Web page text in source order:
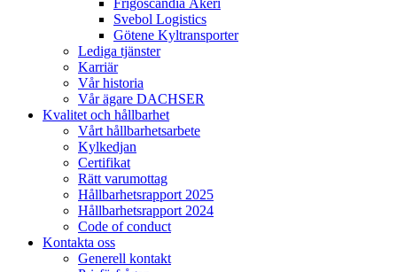
Svebol Logistics
Götene Kyltransporter
Lediga tjänster
Karriär
Vår historia
Vår ägare DACHSER
Kvalitet och hållbarhet
Vårt hållbarhetsarbete
Kylkedjan
Certifikat
Rätt varumottag
Hållbarhetsrapport 2025
Hållbarhetsrapport 2024
Code of conduct
Kontakta oss
Generell kontakt